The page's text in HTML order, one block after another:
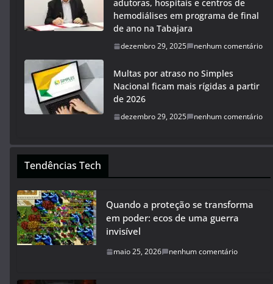
adutoras, hospitais e centros de
hemodiálises em programa de final
de ano na Tabajara
dezembro 29, 2025 nenhum comentário
Multas por atraso no Simples
Nacional ficam mais rígidas a partir
de 2026
dezembro 29, 2025 nenhum comentário
Tendências Tech
Quando a proteção se transforma
em poder: ecos de uma guerra
invisível
maio 25, 2026 nenhum comentário